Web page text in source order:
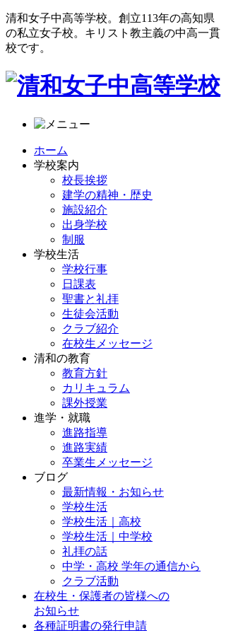
清和女子中高等学校。創立113年の高知県
の私立女子校。キリスト教主義の中高一貫
校です。
ホーム
学校案内
校長挨拶
建学の精神・歴史
施設紹介
出身学校
制服
学校生活
学校行事
日課表
聖書と礼拝
生徒会活動
クラブ紹介
在校生メッセージ
清和の教育
教育方針
カリキュラム
課外授業
進学・就職
進路指導
進路実績
卒業生メッセージ
ブログ
最新情報・お知らせ
学校生活
学校生活｜高校
学校生活｜中学校
礼拝の話
中学・高校 学年の通信から
クラブ活動
在校生・保護者の皆様への
お知らせ
各種証明書の発行申請